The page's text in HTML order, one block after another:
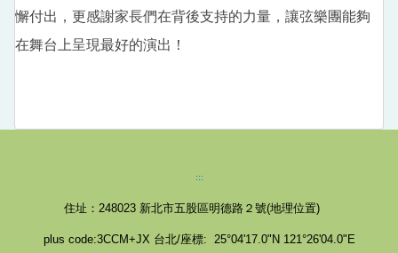
懈付出，更感謝家長們在背後支持的力量，讓弦樂團能夠
在舞台上呈現最好的演出！
:::
住址：248023 新北市五股區明德路２號(地理位置)
plus code:3CCM+JX 台北/座標: 25°04'17.0"N 121°26'04.0"E